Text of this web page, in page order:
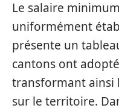
Le salaire
uniformément
présente un
cantons ont
transformant ainsi
sur le territoire.